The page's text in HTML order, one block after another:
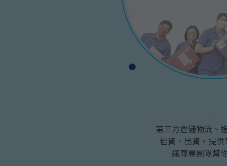
第三方倉儲物流、
包貨、出貨，提
讓專業團隊幫